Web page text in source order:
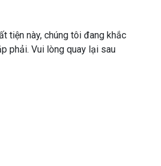
tiện này, chúng tôi đang khắc
phải. Vui lòng quay lại sau